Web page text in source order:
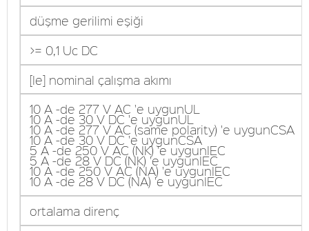
düşme gerilimi eşiği
>= 0,1 Uc DC
[Ie] nominal çalışma akımı
10 A -de 277 V AC 'e uygunUL
10 A -de 30 V DC 'e uygunUL
10 A -de 277 V AC (same polarity) 'e uygunCSA
10 A -de 30 V DC 'e uygunCSA
5 A -de 250 V AC (NK) 'e uygunIEC
5 A -de 28 V DC (NK) 'e uygunIEC
10 A -de 250 V AC (NA) 'e uygunIEC
10 A -de 28 V DC (NA) 'e uygunIEC
ortalama direnç